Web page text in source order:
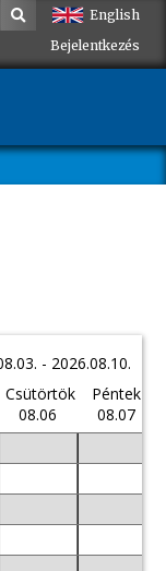
English
Bejelentkezés
- 2026.08.10.
Csütörtök
08.06
Péntek
08.07